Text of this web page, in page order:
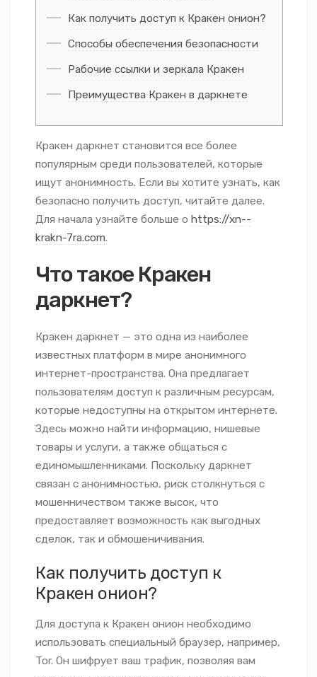
Как получить доступ к Кракен онион?
Способы обеспечения безопасности
Рабочие ссылки и зеркала Кракен
Преимущества Кракен в даркнете
Кракен даркнет становится все более
популярным среди пользователей, которые
ищут анонимность. Если вы хотите узнать, как
безопасно получить доступ, читайте далее.
Для начала узнайте больше о https://xn--
krakn-7ra.com.
Что такое Кракен
даркнет?
Кракен даркнет — это одна из наиболее
известных платформ в мире анонимного
интернет-пространства. Она предлагает
пользователям доступ к различным ресурсам,
которые недоступны на открытом интернете.
Здесь можно найти информацию, нишевые
товары и услуги, а также общаться с
единомышленниками. Поскольку даркнет
связан с анонимностью, риск столкнуться с
мошенничеством также высок, что
предоставляет возможность как выгодных
сделок, так и обмошеничивания.
Как получить доступ к
Кракен онион?
Для доступа к Кракен онион необходимо
использовать специальный браузер, например,
Tor. Он шифрует ваш трафик, позволяя вам